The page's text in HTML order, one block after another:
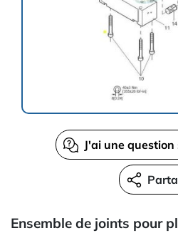
J'ai une
Ensemble de joints pour